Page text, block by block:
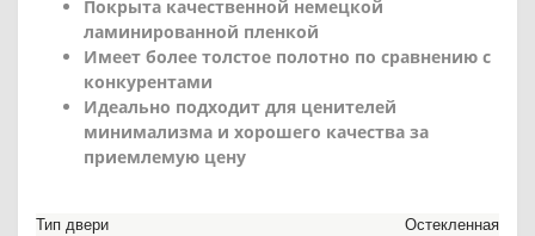
Покрыта качественной немецкой
ламинированной пленкой
Имеет более толстое полотно по сравнению с
конкурентами
Идеально подходит для ценителей
минимализма и хорошего качества за
приемлемую цену
Тип двери
Остекленная